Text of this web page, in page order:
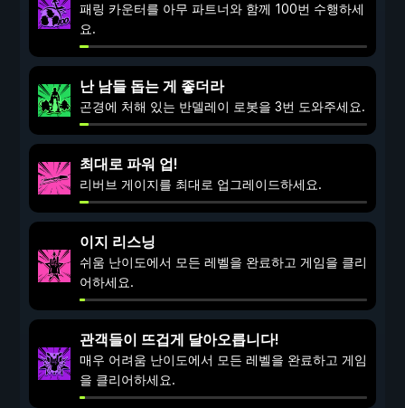
패링 카운터를 아무 파트너와 함께 100번 수행하세
요.
난 남들 돕는 게 좋더라
곤경에 처해 있는 반델레이 로봇을 3번 도와주세요.
최대로 파워 업!
리버브 게이지를 최대로 업그레이드하세요.
이지 리스닝
쉬움 난이도에서 모든 레벨을 완료하고 게임을 클리
어하세요.
관객들이 뜨겁게 달아오릅니다!
매우 어려움 난이도에서 모든 레벨을 완료하고 게임
을 클리어하세요.